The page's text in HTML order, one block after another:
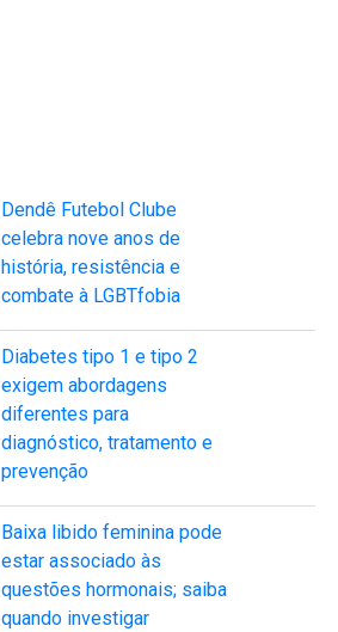
Dendê Futebol Clube
celebra nove anos de
história, resistência e
combate à LGBTfobia
Diabetes tipo 1 e tipo 2
exigem abordagens
diferentes para
diagnóstico, tratamento e
prevenção
Baixa libido feminina pode
estar associado às
questões hormonais; saiba
quando investigar